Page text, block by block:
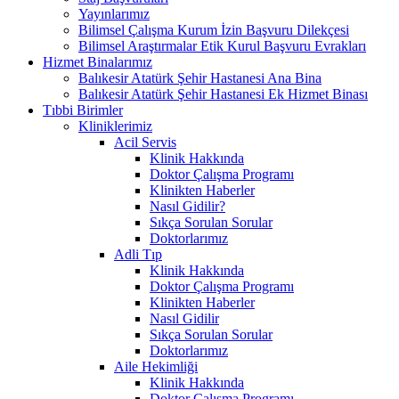
Yayınlarımız
Bilimsel Çalışma Kurum İzin Başvuru Dilekçesi
Bilimsel Araştırmalar Etik Kurul Başvuru Evrakları
Hizmet Binalarımız
Balıkesir Atatürk Şehir Hastanesi Ana Bina
Balıkesir Atatürk Şehir Hastanesi Ek Hizmet Binası
Tıbbi Birimler
Kliniklerimiz
Acil Servis
Klinik Hakkında
Doktor Çalışma Programı
Klinikten Haberler
Nasıl Gidilir?
Sıkça Sorulan Sorular
Doktorlarımız
Adli Tıp
Klinik Hakkında
Doktor Çalışma Programı
Klinikten Haberler
Nasıl Gidilir
Sıkça Sorulan Sorular
Doktorlarımız
Aile Hekimliği
Klinik Hakkında